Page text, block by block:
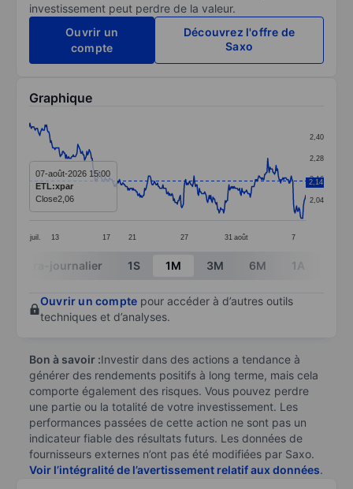
investissement peut perdre de la valeur.
Ouvrir un
compte
Découvrez l'offre de
Saxo
Graphique
Line chart with 365 data points.
The chart has 1 X axis displaying categories.
The chart has 1 Y axis displaying values. Data
juil. 13 17 21 27 31 août 7
2,04
2,16
2,28
2,40
2,14
07-août-2026 15:00
ETL:xpar
Close2,06
End of interactive chart.
Intra-journalier 1S 1M 3M 6M 1A
Ouvrir un compte pour accéder à d’autres outils
techniques et d’analyses.
Bon à savoir :Investir dans des actions a tendance à
générer des rendements positifs à long terme, mais cela
comporte également des risques. Vous pouvez perdre
une partie ou la totalité de votre investissement. Les
performances passées de cette action ne sont pas un
indicateur fiable des résultats futurs. Les données de
fournisseurs externes n’ont pas été modifiées par Saxo.
Voir l’intégralité de l’avertissement relatif aux données.